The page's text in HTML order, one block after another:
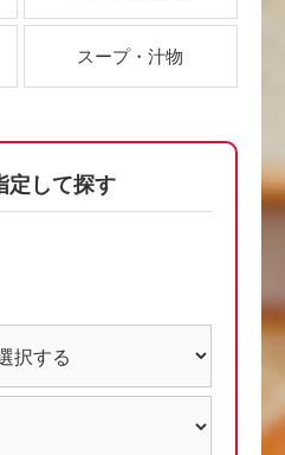
スープ・汁物
定して探す